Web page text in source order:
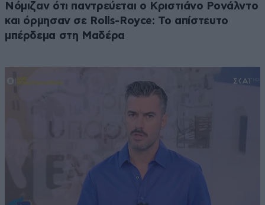
Νόμιζαν ότι παντρεύεται ο Κριστιάνο Ρονάλντο
και όρμησαν σε Rolls-Royce: Το απίστευτο
μπέρδεμα στη Μαδέρα